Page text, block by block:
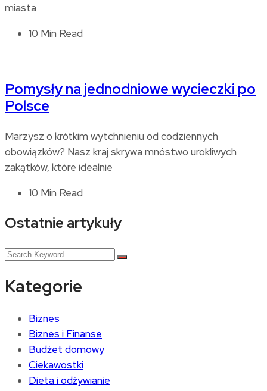
miasta
10 Min Read
Pomysły na jednodniowe wycieczki po
Polsce
Marzysz o krótkim wytchnieniu od codziennych
obowiązków? Nasz kraj skrywa mnóstwo urokliwych
zakątków, które idealnie
10 Min Read
Ostatnie artykuły
Kategorie
Biznes
Biznes i Finanse
Budżet domowy
Ciekawostki
Dieta i odżywianie